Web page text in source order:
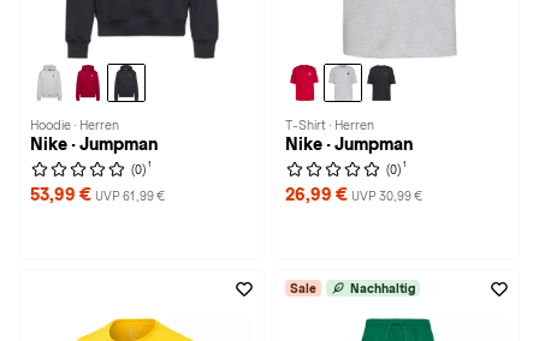
Hoodie · Herren
Nike · Jumpman
(0) 1
53,99 € UVP 61,99 €
T-Shirt · Herren
Nike · Jumpman
(0) 1
26,99 € UVP 30,99 €
Sale Nachhaltig